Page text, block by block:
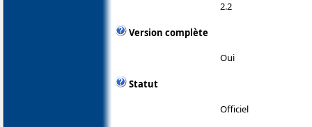
2.2
Version complète
Oui
Statut
Officiel